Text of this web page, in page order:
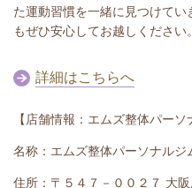
た運動習慣を一緒に見つけて
もぜひ安心してお越しください
詳細はこちらへ
【店舗情報：エムズ整体パーソ
名称：エムズ整体パーソナルジ
住所：〒５４７－００２７ 大